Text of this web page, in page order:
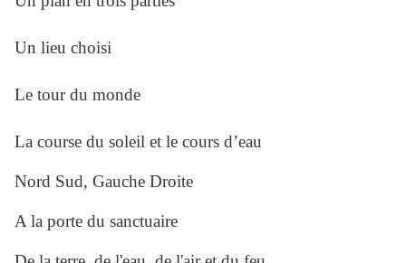
Un lieu choisi
Le tour du monde
La course du soleil et le cours d’eau
Nord Sud, Gauche Droite
A la porte du sanctuaire